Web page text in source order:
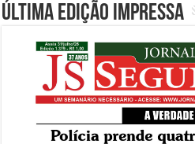
Última edição impressa